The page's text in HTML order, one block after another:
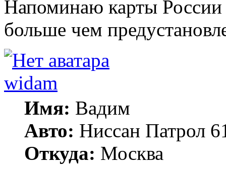
Напоминаю карты
больше чем
widam
Имя: Вадим
Авто: Ниссан Патрол
Откуда: Москва